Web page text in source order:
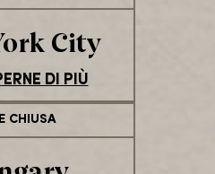
City
DI PIÙ
CHIUSA